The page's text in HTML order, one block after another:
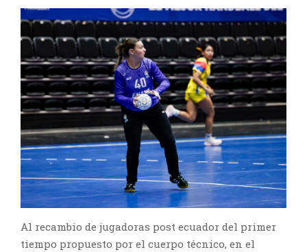
Al recambio de jugadoras post ecuador del primer
tiempo propuesto por el cuerpo técnico, en el